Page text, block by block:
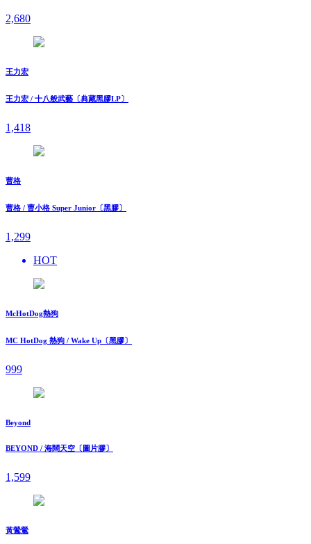
2,680
王力宏
王力宏 / 十八般武藝〔典藏黑膠LP〕
1,418
曹格
曹格 / 曹小格 Super Junior〔黑膠〕
1,299
HOT
McHotDog熱狗
MC HotDog 熱狗 / Wake Up〔黑膠〕
999
Beyond
BEYOND / 海闊天空〔圖片膠〕
1,599
黃鶯鶯